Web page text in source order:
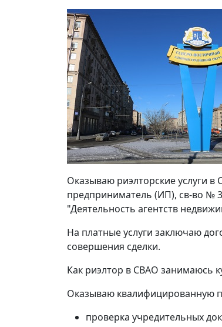
Оказываю риэлторские услуги
предприниматель (ИП), св-во №
"Деятельность агентств
На платные услуги заключаю
совершения сделки.
Как риэлтор в СВАО занимаюсь
Оказываю квалифицированную
проверка учредительных